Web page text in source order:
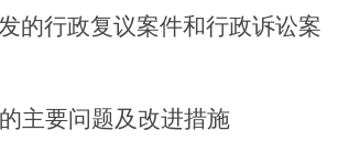
的行政复议案件和行政诉讼案
主要问题及改进措施